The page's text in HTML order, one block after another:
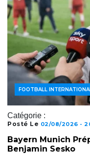
Catégorie :
ACTUALITÉS FOOTBALL
FOOTBALL
Posté Le 02/08/2026 -
Bayern Munich
Benjamin Sesko